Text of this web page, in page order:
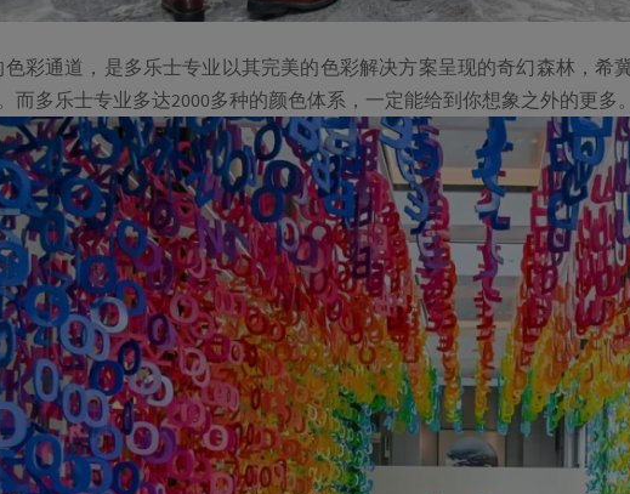
彩通道，是多乐士专业以其完美的色彩解决方案呈现的奇幻森林，希
而多乐士专业多达2000多种的颜色体系，一定能给到你想象之外的更多。